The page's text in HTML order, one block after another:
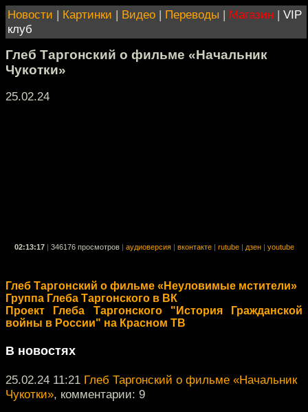
Новости | Картинки | Видео | Переводы | Магазин | VIP
клуб
Глеб Таргонский о фильме «Начальник
Чукотки»
25.02.24
02:13:17 346176 просмотров аудиоверсия вконтакте rutube дзен youtube
Глеб Таргонский о фильме «Неуловимые мстители»
Группа Глеба Таргонского в ВК
Проект Глеба Таргонского "История Гражданской
войны в России" на Красном ТВ
В новостях
25.02.24 11:21 Глеб Таргонский о фильме «Начальник
Чукотки», комментарии: 9